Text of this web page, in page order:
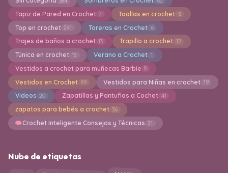
Tapiz de Pared en Crochet 7 Toallas en crochet 6
Top en crochet 241 Toreras en Crochet 6
Trajes de baños a crochet 13 Trapillo a crochet 12
Túnica en crochet 15 Verano a Crochet 1
Vestidos a crochet para muñecas Barbie 8
Vestidos en Crochet 99 Vestidos para Niñas en crochet 19
Videos 20 Zapatillas y Pantuflas a Cochet 41
zapatos para bebés a crochet 36
Crochet Inteligente Consejos y Técnicas 21
Nube de etiquetas